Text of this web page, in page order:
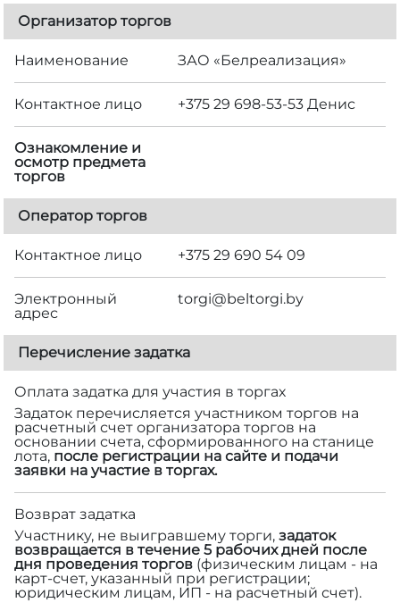
Организатор торгов
Наименование ЗАО «Белреализация»
Контактное лицо +375 29 698-53-53 Денис
Ознакомление и
осмотр предмета
торгов
Оператор торгов
Контактное лицо +375 29 690 54 09
Электронный
адрес
torgi@beltorgi.by
Перечисление задатка
Оплата задатка для участия в торгах
Задаток перечисляется участником торгов на
расчетный счет организатора торгов на
основании счета, сформированного на станице
лота, после регистрации на сайте и подачи
заявки на участие в торгах.
Возврат задатка
Участнику, не выигравшему торги, задаток
возвращается в течение 5 рабочих дней после
дня проведения торгов (физическим лицам - на
карт-счет, указанный при регистрации;
юридическим лицам, ИП - на расчетный счет).